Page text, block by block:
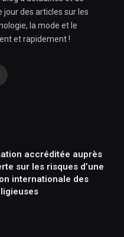
des articles sur les
la mode et le
et rapidement !
accréditée auprès
sur les risques d’une
internationale des